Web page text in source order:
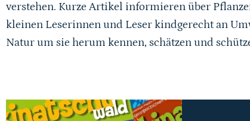
verstehen. Kurze Artikel informieren über
kleinen Leserinnen und Leser kindgerecht an
Natur um sie herum kennen, schätzen und
weiterführender